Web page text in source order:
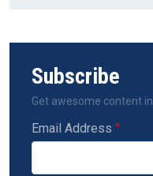
Subscribe
Get awesome content in
Email Address